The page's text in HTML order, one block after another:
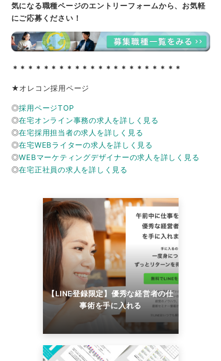
気になる職種ページのエントリーフォームから、お気軽
にご応募ください！
＊＊＊＊＊＊＊＊＊＊＊＊＊＊＊＊＊＊＊＊＊＊
★オレコン採用ページ
◎採用ページTOP
◎在宅オンライン事務の求人を詳しく見る
◎在宅採用担当者の求人を詳しく見る
◎在宅WEBライターの求人を詳しく見る
◎WEBマーケティングデザイナーの求人を詳しく見る
◎在宅正社員の求人を詳しく見る
【LINE登録限定】優秀な経営者の仕
事術を手に入れる